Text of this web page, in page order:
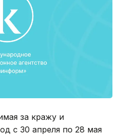
за кражу и
с 30 апреля по 28 мая